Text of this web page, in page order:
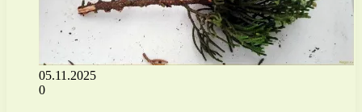
05.11.2025
0